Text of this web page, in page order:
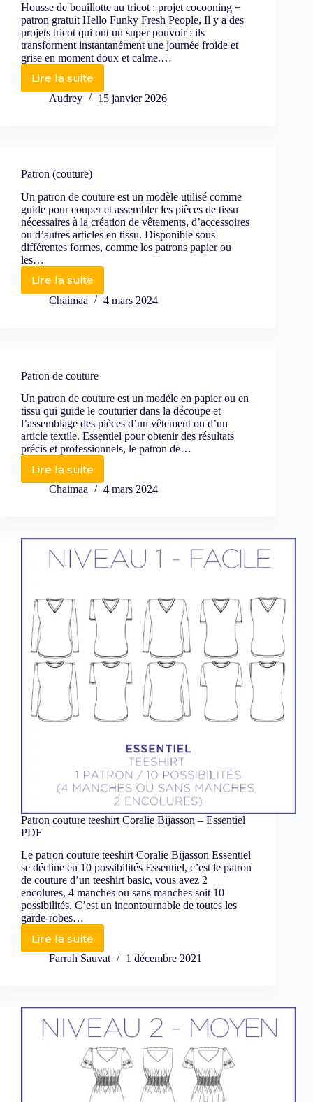
Housse de bouillotte au tricot : projet cocooning +
patron gratuit Hello Funky Fresh People, Il y a des
projets tricot qui ont un super pouvoir : ils
transforment instantanément une journée froide et
grise en moment doux et calme.…
Lire la suite
Audrey 15 janvier 2026
Patron (couture)
Un patron de couture est un modèle utilisé comme
guide pour couper et assembler les pièces de tissu
nécessaires à la création de vêtements, d’accessoires
ou d’autres articles en tissu. Disponible sous
différentes formes, comme les patrons papier ou
les…
Lire la suite
Chaimaa 4 mars 2024
Patron de couture
Un patron de couture est un modèle en papier ou en
tissu qui guide le couturier dans la découpe et
l’assemblage des pièces d’un vêtement ou d’un
article textile. Essentiel pour obtenir des résultats
précis et professionnels, le patron de…
Lire la suite
Chaimaa 4 mars 2024
Patron couture teeshirt Coralie Bijasson – Essentiel
PDF
Le patron couture teeshirt Coralie Bijasson Essentiel
se décline en 10 possibilités Essentiel, c’est le patron
de couture d’un teeshirt basic, vous avez 2
encolures, 4 manches ou sans manches soit 10
possibilités. C’est un incontournable de toutes les
garde-robes…
Lire la suite
Farrah Sauvat 1 décembre 2021